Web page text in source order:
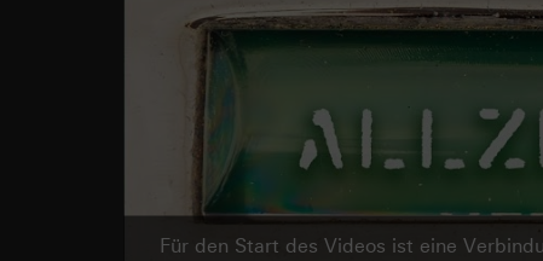
Für den Start des Videos ist eine